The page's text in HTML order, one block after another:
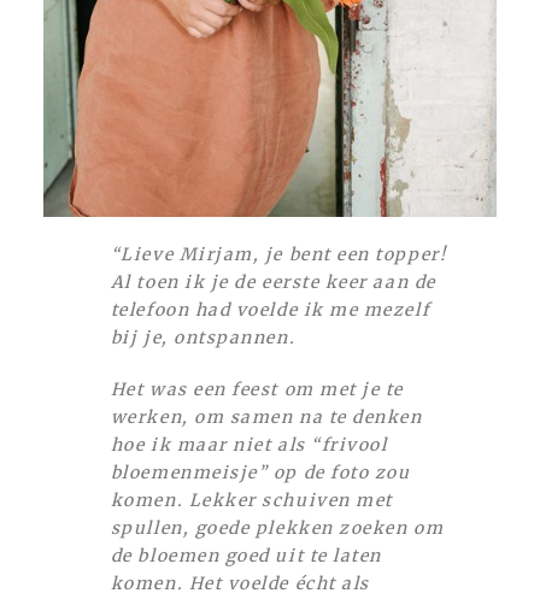
“Lieve Mirjam, je bent een topper!
Al toen ik je de eerste keer aan de
telefoon had voelde ik me mezelf
bij je, ontspannen.
Het was een feest om met je te
werken, om samen na te denken
hoe ik maar niet als “frivool
bloemenmeisje” op de foto zou
komen. Lekker schuiven met
spullen, goede plekken zoeken om
de bloemen goed uit te laten
komen. Het voelde écht als